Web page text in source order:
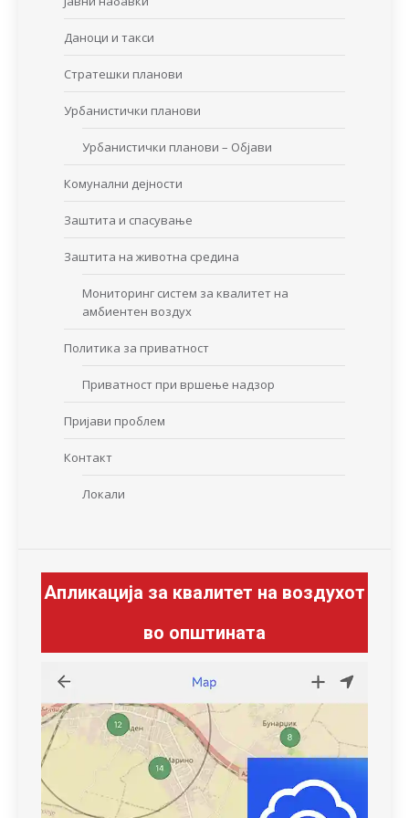
Даноци и такси
Стратешки планови
Урбанистички планови
Урбанистички планови – Објави
Комунални дејности
Заштита и спасување
Заштита на животна средина
Мониторинг систем за квалитет на
амбиентен воздух
Политика за приватност
Приватност при вршење надзор
Пријави проблем
Контакт
Локали
Апликација за квалитет на воздухот
во општината